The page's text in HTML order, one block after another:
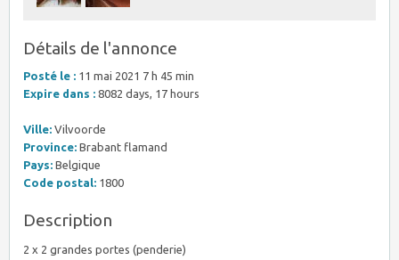
Détails de l'annonce
Posté le : 11 mai 2021 7 h 45 min
Expire dans : 8082 days, 17 hours
Ville: Vilvoorde
Province: Brabant flamand
Pays: Belgique
Code postal: 1800
Description
2 x 2 grandes portes (penderie)